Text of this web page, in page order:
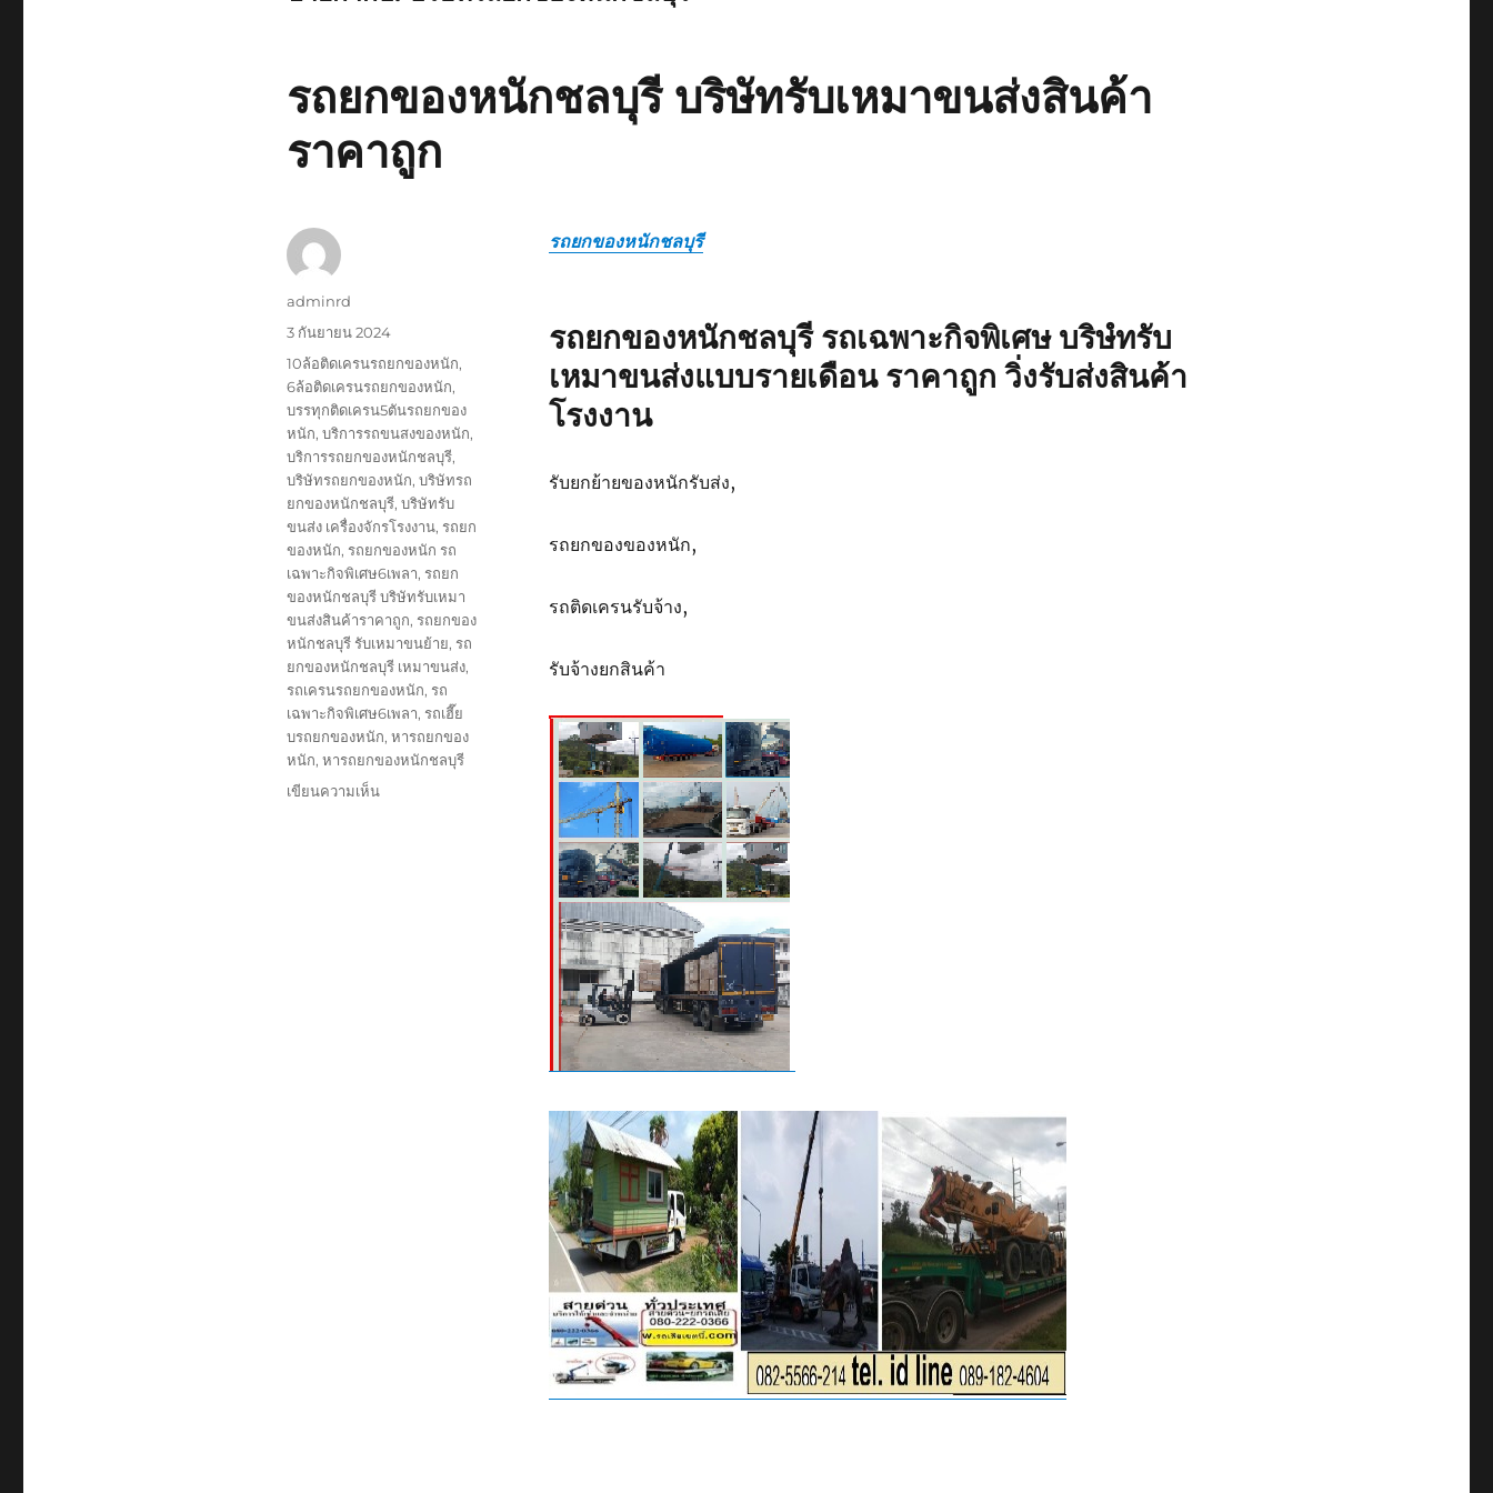
รถยกของหนักชลบุรี บริษัทรับเหมาขนส่งสินค้า
ราคาถูก
รถยกของหนักชลบุรี
รถยกของหนักชลบุรี รถเฉพาะกิจพิเศษ บริษํทรับ
เหมาขนส่งแบบรายเดือน ราคาถูก วิ่งรับส่งสินค้า
โรงงาน
รับยกย้ายของหนักรับส่ง,
รถยกของของหนัก,
รถติดเครนรับจ้าง,
รับจ้างยกสินค้า
ผู้
เขียน
adminrd
เขียน
เมื่อ
3 กันยายน 2024
ป้าย
กำกับ
10ล้อติดเครนรถยกของหนัก,
6ล้อติดเครนรถยกของหนัก,
บรรทุกติดเครน5ตันรถยกของ
หนัก, บริการรถขนสงของหนัก,
บริการรถยกของหนักชลบุรี,
บริษัทรถยกของหนัก, บริษัทรถ
ยกของหนักชลบุรี, บริษัทรับ
ขนส่ง เครื่องจักรโรงงาน, รถยก
ของหนัก, รถยกของหนัก รถ
เฉพาะกิจพิเศษ6เพลา, รถยก
ของหนักชลบุรี บริษัทรับเหมา
ขนส่งสินค้าราคาถูก, รถยกของ
หนักชลบุรี รับเหมาขนย้าย, รถ
ยกของหนักชลบุรี เหมาขนส่ง,
รถเครนรถยกของหนัก, รถ
เฉพาะกิจพิเศษ6เพลา, รถเฮี๊ย
บรถยกของหนัก, หารถยกของ
หนัก, หารถยกของหนักชลบุรี
เขียนความเห็นบน